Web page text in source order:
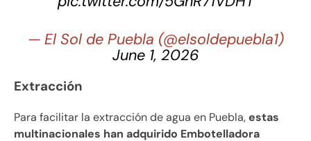
— El Sol de Puebla (@elsoldepuebla1)
June 1, 2026
Extracción
Para facilitar la extracción de agua en Puebla,estas
multinacionales han adquirido Embotelladora